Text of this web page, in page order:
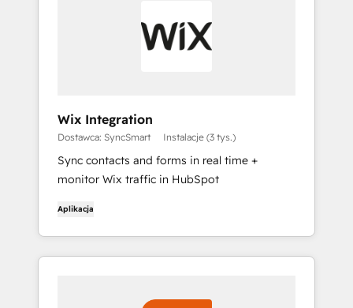
Wix Integration
Dostawca: SyncSmart Instalacje (3 tys.)
Sync contacts and forms in real time +
monitor Wix traffic in HubSpot
Aplikacja